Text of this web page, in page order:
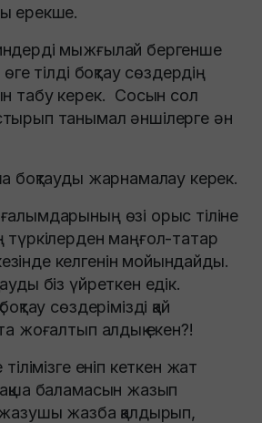
ерекше.
мыжғылай бергенше
өге тілді боқтау сөздердің
табу керек. Сосын сол
танымал әншілерге ән
боқтауды жарнамалау керек.
өзі орыс тіліне
түркілерден маңғол-татар
келгенін мойындайды.
біз үйреткен едік.
сөздерімізді қай
жоғалтып алдық екен?!
тілімізге еніп кеткен жат
баламасын жазып
жазушы жазба қалдырып,